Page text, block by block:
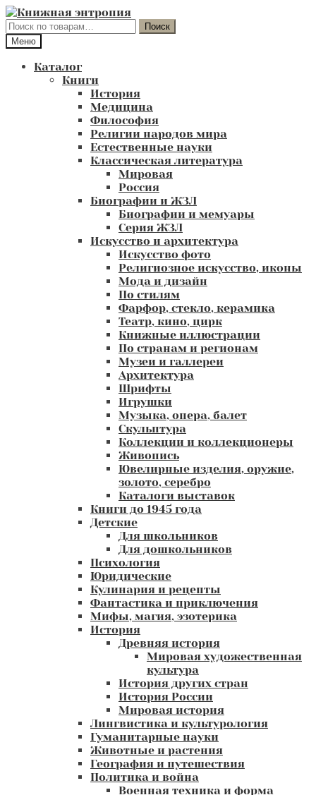
Перейти
к
навигации
Перейти
к
содержимому
Искать:
Поиск
Меню
Каталог
Книги
История
Медицина
Философия
Религии народов мира
Естественные науки
Классическая литература
Мировая
Россия
Биографии и ЖЗЛ
Биографии и мемуары
Серия ЖЗЛ
Искусство и архитектура
Искусство фото
Религиозное искусство, иконы
Мода и дизайн
По стилям
Фарфор, стекло, керамика
Театр, кино, цирк
Книжные иллюстрации
По странам и регионам
Музеи и галлереи
Архитектура
Шрифты
Игрушки
Музыка, опера, балет
Скульптура
Коллекции и коллекционеры
Живопись
Ювелирные изделия, оружие,
золото, серебро
Каталоги выставок
Книги до 1945 года
Детские
Для школьников
Для дошкольников
Психология
Юридические
Кулинария и рецепты
Фантастика и приключения
Мифы, магия, эзотерика
История
Древняя история
Мировая художественная
культура
История других стран
История России
Мировая история
Лингвистика и культурология
Гуманитарные науки
Животные и растения
География и путешествия
Политика и война
Военная техника и форма